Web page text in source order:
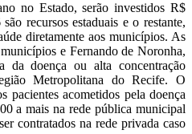
no Estado, serão investidos R$
recursos estaduais e o restante,
diretamente aos municípios. As
e Fernando de Noronha,
da doença ou alta concentração
Metropolitana do Recife. O
pacientes acometidos pela doença
a mais na rede pública municipal
contratados na rede privada caso